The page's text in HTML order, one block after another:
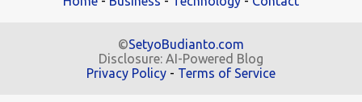
©SetyoBudianto.com
Disclosure: AI-Powered Blog
Privacy Policy - Terms of Service